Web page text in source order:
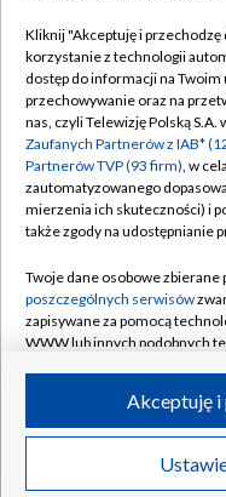
Abonament TVP
Emisja w TVP
Centrum informacji
Naziemna Telewizja
Rada Programowa
System NOS
Informacje o nadawcy
Program dla prasy
Ogłoszenie
©2026
Kliknij "Akceptuję i przechodzę
korzystanie z technologii
dostęp do informacji na
przechowywanie oraz na
nas, czyli Telewizję Polską S.A.
Zaufanych Partnerów z IAB*
Partnerów TVP (93 firm), w
zautomatyzowanego
mierzenia ich skuteczności) i
także zgody na udostępnianie
Twoje dane osobowe zbierane
poszczególnych serwisów
zapisywane za pomocą
WWW lub innych podobnych
ruchu w Internecie.
Twoje dane osobowe
poszczególnych serwisówna
Akceptuję i